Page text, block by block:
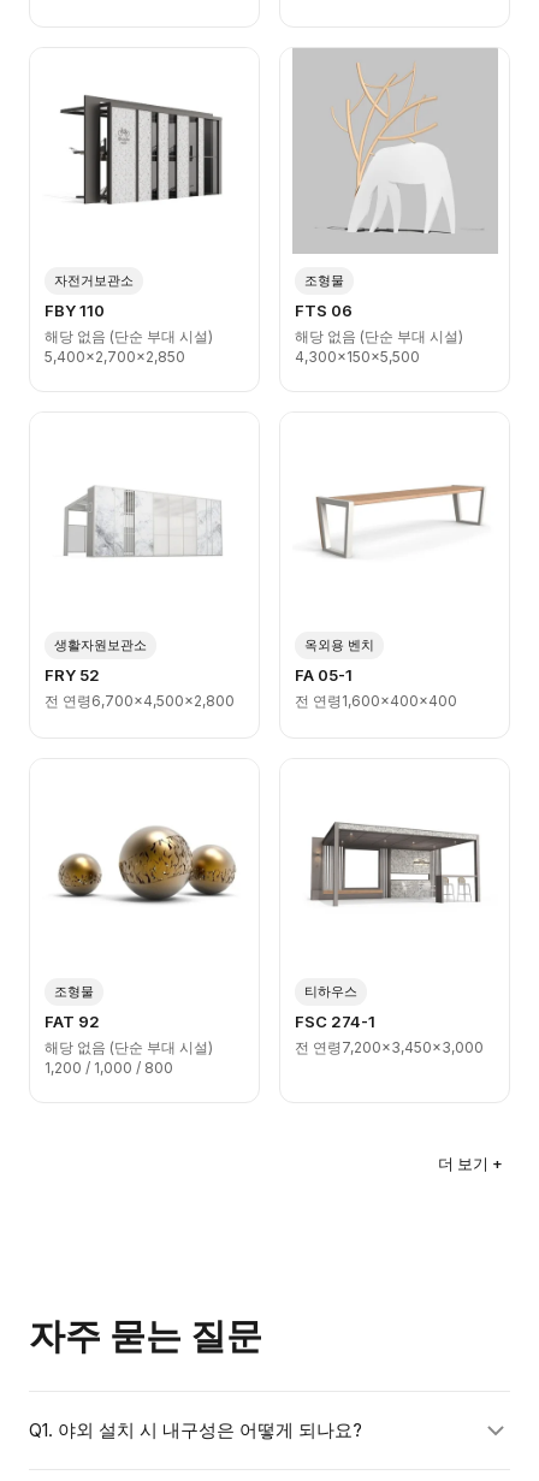
자전거보관소
FBY 110
해당 없음 (단순 부대 시설)
5,400x2,700x2,850
조형물
FTS 06
해당 없음 (단순 부대 시설)
4,300x150x5,500
생활자원보관소
FRY 52
전 연령 6,700x4,500x2,800
옥외용 벤치
FA 05-1
전 연령 1,600x400x400
조형물
FAT 92
해당 없음 (단순 부대 시설)
1,200 / 1,000 / 800
티하우스
FSC 274-1
전 연령 7,200x3,450x3,000
더 보기 +
자주 묻는 질문
Q1. 야외 설치 시 내구성은 어떻게 되나요?